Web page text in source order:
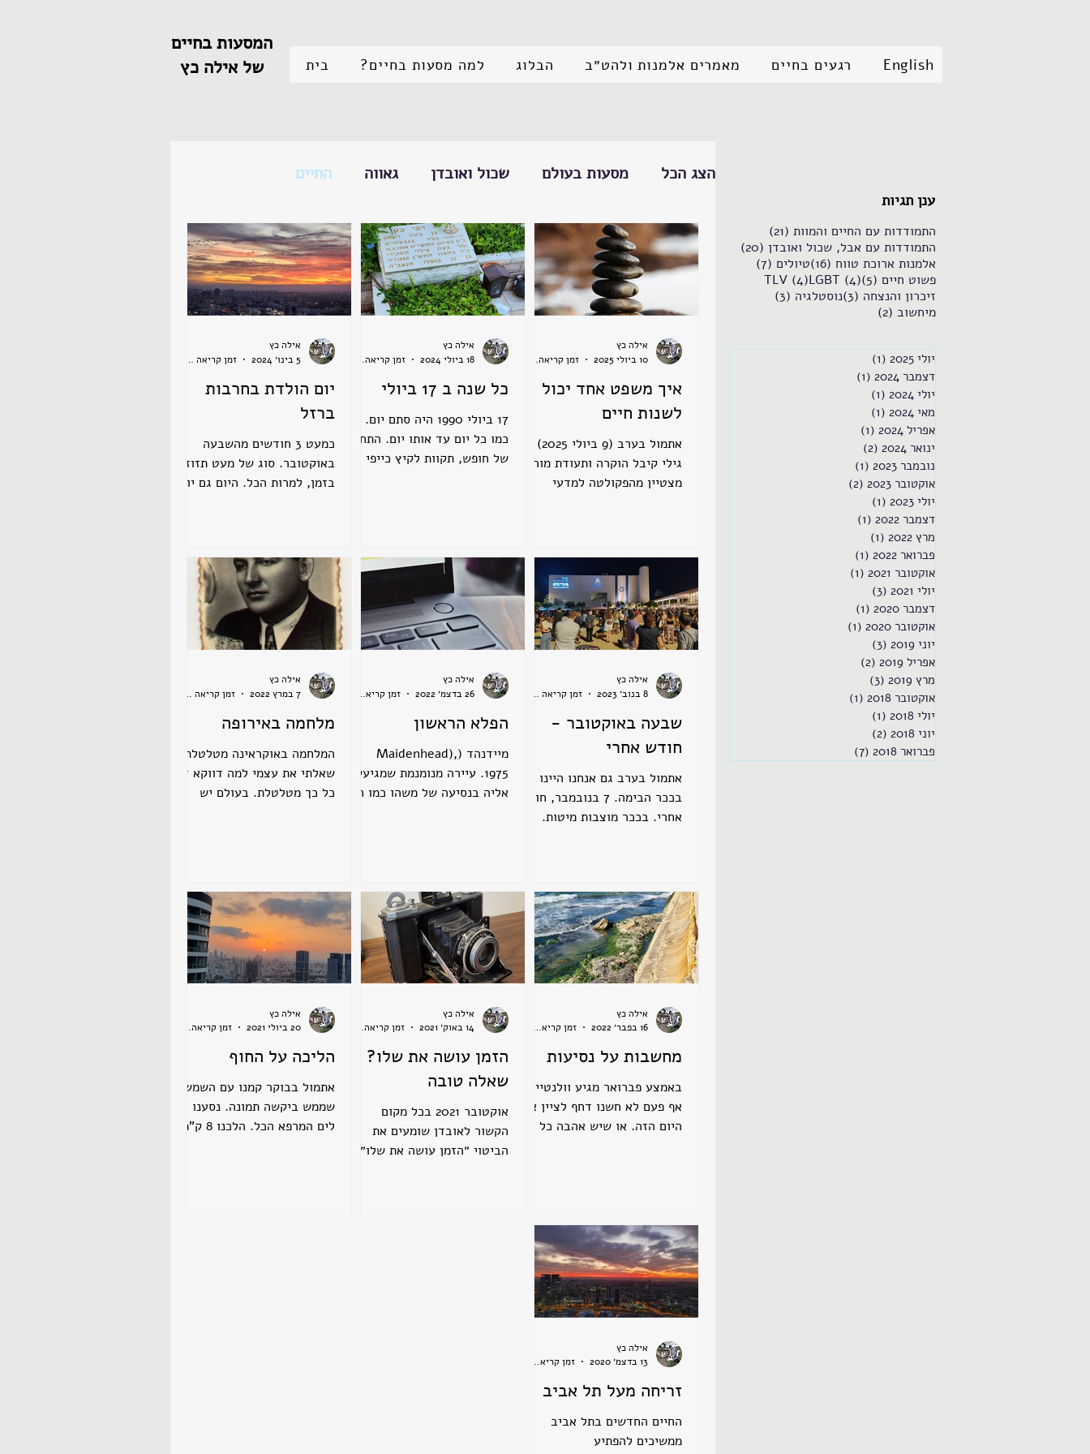
המסעות בחיים
של אילה כץ
בית למה מסעות בחיים? הבלוג מאמרים אלמנות ולהט״ב רגעים בחיים English
הצג הכל מסעות בעולם שכול ואובדן גאווה החיים
איך משפט אחד יכול
לשנות חיים
אתמול בערב (9 ביולי 2025)
גילי קיבל הוקרה ותעודת מורה
מצטיין מהפקולטה למדעי
אילה כץ
10 ביולי 2025
זמן קריאה 3 דקות
כל שנה ב 17 ביולי
17 ביולי 1990 היה סתם יום.
כמו כל יום עד אותו יום. התחלה
של חופש, תקוות לקיץ כייפי
אילה כץ
18 ביולי 2024
זמן קריאה 2 דקות
יום הולדת בחרבות
ברזל
כמעט 3 חודשים מהשבעה
באוקטובר. סוג של מעט תזוזה
בזמן, למרות הכל. היום גם יום
אילה כץ
5 בינו׳ 2024
זמן קריאה 2 דקות
שבעה באוקטובר -
חודש אחרי
אתמול בערב גם אנחנו היינו
בככר הבימה. 7 בנובמבר, חודש
אחרי. בככר מוצבות מיטות.
אילה כץ
8 בנוב׳ 2023
זמן קריאה 2 דקות
הפלא הראשון
מיידנהד (Maidenhead),
1975. עיירה מנומנמת שמגיעים
אליה בנסיעה של משהו כמו חצי
אילה כץ
26 בדצמ׳ 2022
זמן קריאה 2 דקות
מלחמה באירופה
המלחמה באוקראינה מטלטלת.
שאלתי את עצמי למה דווקא זו
כל כך מטלטלת. בעולם יש
אילה כץ
7 במרץ 2022
זמן קריאה 2 דקות
מחשבות על נסיעות
באמצע פברואר מגיע וולנטיין.
אף פעם לא חשנו דחף לציין את
היום הזה. או שיש אהבה כל
אילה כץ
16 בפבר׳ 2022
זמן קריאה 1 דקות
הזמן עושה את שלו?
שאלה טובה
אוקטובר 2021 בכל מקום
הקשור לאובדן שומעים את
הביטוי ״הזמן עושה את שלו״.
אילה כץ
14 באוק׳ 2021
זמן קריאה 2 דקות
הליכה על החוף
אתמול בבוקר קמנו עם השמש,
שממש ביקשה תמונה. נסענו
לים המרפא הכל. הלכנו 8 ק"מ
אילה כץ
20 ביולי 2021
זמן קריאה 1 דקות
זריחה מעל תל אביב
החיים החדשים בתל אביב
ממשיכים להפתיע
אילה כץ
13 בדצמ׳ 2020
זמן קריאה 1 דקות
ענן תגיות
התמודדות עם החיים והמוות (21)
התמודדות עם אבל, שכול ואובדן (20)
אלמנות ארוכת טווח (16) 16 פוסטים
טיולים (7)
פשוט חיים (5) 5 פוסטים LGBT (4) 4 פוסטים TLV (4)
4 פוסטים
זיכרון והנצחה (3) 3 פוסטים
נוסטלגיה (3)
מיחשוב (2)
יולי 2025 (1)
דצמבר 2024
(1)
יולי 2024
(1)
מאי 2024
(1)
אפריל 2024
(1)
ינואר 2024
(2)
נובמבר 2023
(1)
אוקטובר 2023
(2)
יולי 2023
(1)
דצמבר 2022
(1)
מרץ 2022
(1)
פברואר 2022
(1)
אוקטובר 2021
(1)
יולי 2021
(3)
דצמבר 2020
(1)
אוקטובר 2020
(1)
יוני 2019
(3)
אפריל 2019
(2)
מרץ 2019
(3)
אוקטובר 2018
(1)
יולי 2018
(1)
יוני 2018
(2)
פברואר 2018
(7)